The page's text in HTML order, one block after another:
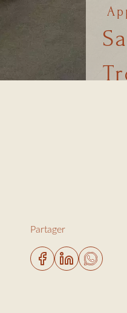
Partager